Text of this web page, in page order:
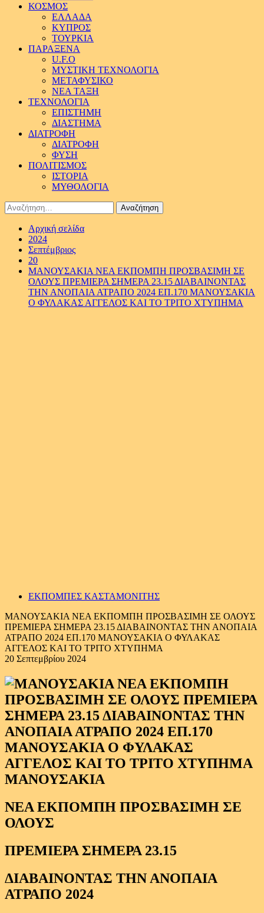
ΚΟΣΜΟΣ
ΕΛΛΑΔΑ
ΚΥΠΡΟΣ
ΤΟΥΡΚΙΑ
ΠΑΡΑΞΕΝΑ
U.F.O
ΜΥΣΤΙΚΗ ΤΕΧΝΟΛΟΓΙΑ
ΜΕΤΑΦΥΣΙΚΟ
ΝΕΑ ΤΑΞΗ
ΤΕΧΝΟΛΟΓΙΑ
ΕΠΙΣΤΗΜΗ
ΔΙΑΣΤΗΜΑ
ΔΙΑΤΡΟΦΗ
ΔΙΑΤΡΟΦΗ
ΦΥΣΗ
ΠΟΛΙΤΙΣΜΟΣ
ΙΣΤΟΡΙΑ
ΜΥΘΟΛΟΓΙΑ
Αναζήτηση
για:
Αρχική σελίδα
2024
Σεπτέμβριος
20
ΜΑΝΟΥΣΑΚΙΑ ΝΕΑ ΕΚΠΟΜΠΗ ΠΡΟΣΒΑΣΙΜΗ ΣΕ
ΟΛΟΥΣ ΠΡΕΜΙΕΡΑ ΣΗΜΕΡΑ 23.15 ΔΙΑΒΑΙΝΟΝΤΑΣ
ΤΗΝ ΑΝΟΠΑΙΑ ΑΤΡΑΠΟ 2024 ΕΠ.170 ΜΑΝΟΥΣΑΚΙΑ
Ο ΦΥΛΑΚΑΣ ΑΓΓΕΛΟΣ ΚΑΙ ΤΟ ΤΡΙΤΟ ΧΤΥΠΗΜΑ
ΕΚΠΟΜΠΕΣ ΚΑΣΤΑΜΟΝΙΤΗΣ
ΜΑΝΟΥΣΑΚΙΑ ΝΕΑ ΕΚΠΟΜΠΗ ΠΡΟΣΒΑΣΙΜΗ ΣΕ ΟΛΟΥΣ
ΠΡΕΜΙΕΡΑ ΣΗΜΕΡΑ 23.15 ΔΙΑΒΑΙΝΟΝΤΑΣ ΤΗΝ ΑΝΟΠΑΙΑ
ΑΤΡΑΠΟ 2024 ΕΠ.170 ΜΑΝΟΥΣΑΚΙΑ Ο ΦΥΛΑΚΑΣ
ΑΓΓΕΛΟΣ ΚΑΙ ΤΟ ΤΡΙΤΟ ΧΤΥΠΗΜΑ
20 Σεπτεμβρίου 2024
ΜΑΝΟΥΣΑΚΙΑ
ΝΕΑ ΕΚΠΟΜΠΗ ΠΡΟΣΒΑΣΙΜΗ ΣΕ
ΟΛΟΥΣ
ΠΡΕΜΙΕΡΑ ΣΗΜΕΡΑ 23.15
ΔΙΑΒΑΙΝΟΝΤΑΣ ΤΗΝ ΑΝΟΠΑΙΑ
ΑΤΡΑΠΟ 2024